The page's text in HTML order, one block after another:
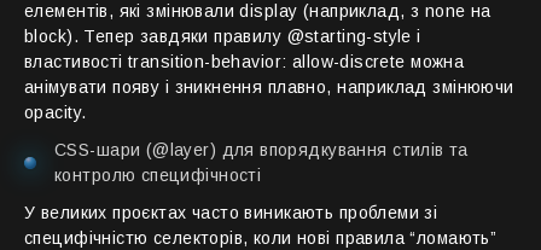
елементів, які змінювали display (наприклад, з none на
block). Тепер завдяки правилу @starting-style і
властивості transition-behavior: allow-discrete можна
анімувати появу і зникнення плавно, наприклад змінюючи
opacity.
CSS-шари (@layer) для впорядкування стилів та
контролю специфічності
У великих проєктах часто виникають проблеми зі
специфічністю селекторів, коли нові правила “ломають”